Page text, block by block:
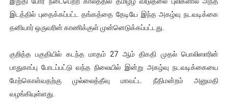
ஐ.நா முன்றலில் சீரற்ற காலநிலையிலும் தமிழின அழிப்பிற்கு
ஜனாதிபதி ஐக்கிய நாடுகளின் பொதுச் சபை கூட்டத்தில் இன்று
32 CM விநோத கன்றுக்குட்டி! (வீடியோ)
இடத்தில் புதைக்கப்பட்ட தங்கத்தை தேடியே இந்த அகழ்வு நடவடிக்கை
தனியார் ஒருவரின் காணிக்குள் முன்னெடுக்கப்பட்டது.
குறித்த பகுதியில் கடந்த மாதம் 27 ஆம் திகதி முதல் பொலிஸாரின்
பாதுகாப்பு போடப்பட்டு வந்த நிலையில் இன்று அகழ்வு நடவடிக்கையை
மேற்கொள்வதற்கு முல்லைத்தீவு மாவட்ட நீதிமன்றம் அனுமதி
வழங்கியுள்ளது.